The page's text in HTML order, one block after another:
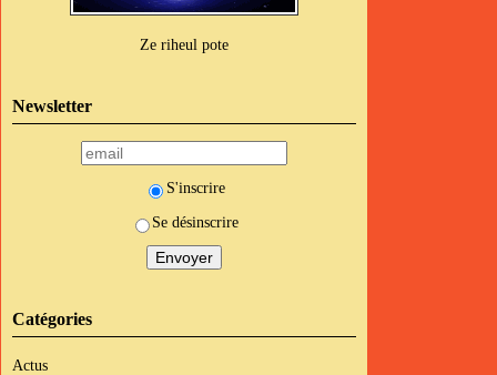
Ze riheul pote
Newsletter
S'inscrire
Se désinscrire
Catégories
Actus